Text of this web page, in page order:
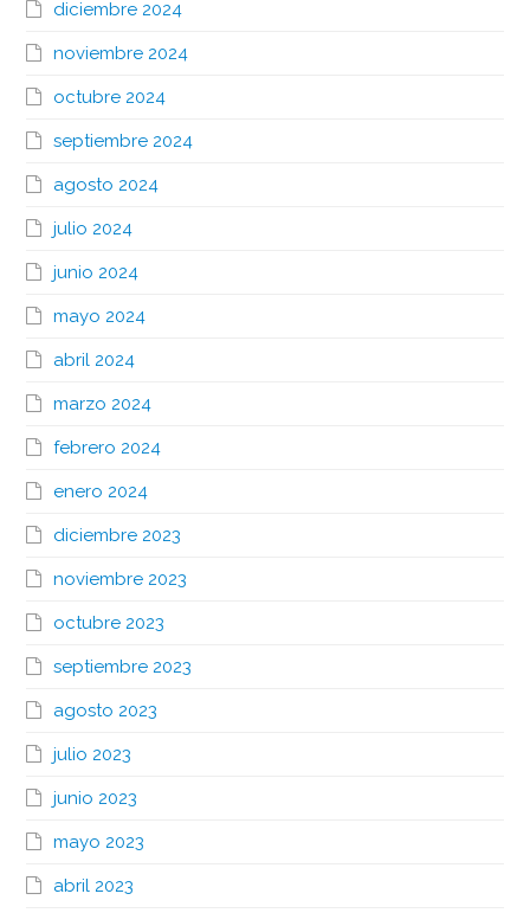
diciembre 2024
noviembre 2024
octubre 2024
septiembre 2024
agosto 2024
julio 2024
junio 2024
mayo 2024
abril 2024
marzo 2024
febrero 2024
enero 2024
diciembre 2023
noviembre 2023
octubre 2023
septiembre 2023
agosto 2023
julio 2023
junio 2023
mayo 2023
abril 2023